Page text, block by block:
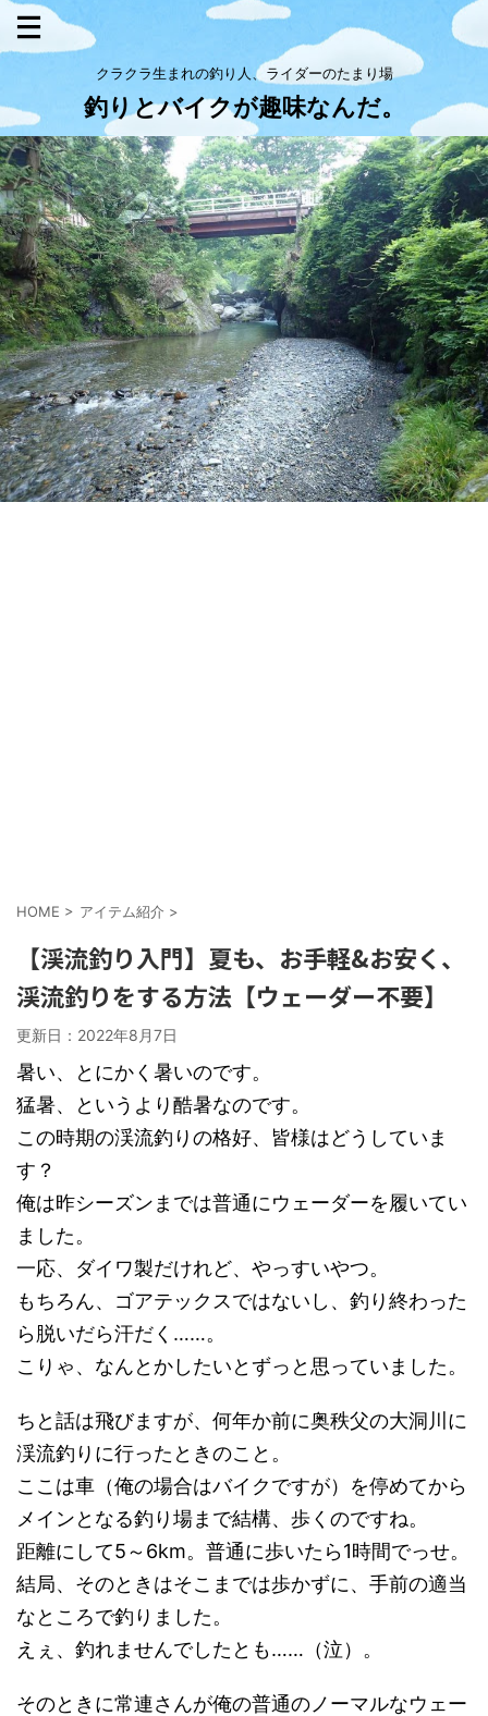
クラクラ生まれの釣り人、ライダーのたまり場
釣りとバイクが趣味なんだ。
HOME > アイテム紹介 >
【渓流釣り入門】夏も、お手軽&お安く、
渓流釣りをする方法【ウェーダー不要】
更新日： 2022年8月7日
暑い、とにかく暑いのです。
猛暑、というより酷暑なのです。
この時期の渓流釣りの格好、皆様はどうしていま
す？
俺は昨シーズンまでは普通にウェーダーを履いてい
ました。
一応、ダイワ製だけれど、やっすいやつ。
もちろん、ゴアテックスではないし、釣り終わった
ら脱いだら汗だく……。
こりゃ、なんとかしたいとずっと思っていました。
ちと話は飛びますが、何年か前に奥秩父の大洞川に
渓流釣りに行ったときのこと。
ここは車（俺の場合はバイクですが）を停めてから
メインとなる釣り場まで結構、歩くのですね。
距離にして5～6km。普通に歩いたら1時間でっせ。
結局、そのときはそこまでは歩かずに、手前の適当
なところで釣りました。
えぇ、釣れませんでしたとも……（泣）。
そのときに常連さんが俺の普通のノーマルなウェー